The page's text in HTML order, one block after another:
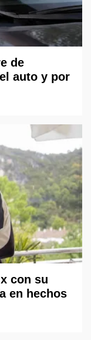
de
auto y por
con su
en hechos